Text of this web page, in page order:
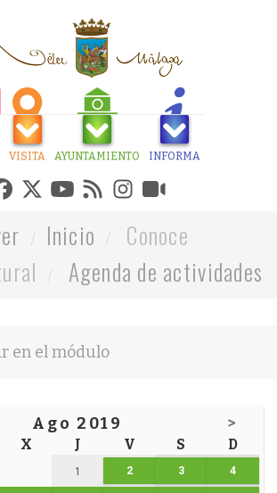
VISITA AYUNTAMIENTO INFORMA
Inicio
Conoce
Agenda de actividades
Ago 2019 >
X J V S D
1 2 3 4